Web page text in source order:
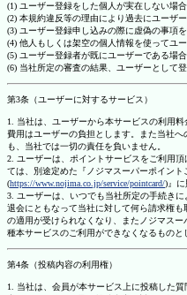
(1) ユーザー登録をした個人が実在しない場合
(2) 本規約違反等の理由により過去にユーザ
(3) ユーザー登録申し込みの際に虚偽の事項
(4) 他人もしくは架空の個人情報を使ってユ
(5) ユーザー登録者が既にユーザーである場
(6) 当社所定の審査の結果、ユーザーとして
第3条（ユーザーに対するサービス）
1. 当社は、ユーザーから本サービスの利用
費用はユーザーの負担とします。また当社
も、当社では一切の責任を負いません。
2. ユーザーは、ポイントサービスをご利用
ては、別途定めた『ノジマスーパーポイント
(https://www.nojima.co.jp/service/pointcard/)』に
3. ユーザーは、いつでも当社所定の手続き
退会にともなって当社に対して何ら請求権
の適用が受けられなくなり、またノジマス
種本サービスのご利用ができなくなるものと
第4条（投稿内容の利用権）
1. 当社は、会員が本サービス上に投稿した